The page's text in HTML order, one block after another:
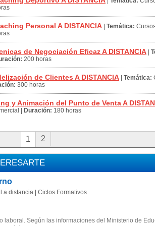
Personal A DISTANCIA Temática:
de Negociación Eficaz A DISTANCIA
200 horas
de Clientes A DISTANCIA Temática:
300 horas
y Animación del Punto de Venta A
Duración: 180 horas
1 2
a distancia | Ciclos Formativos
laboral. Según las informaciones del Ministerio de